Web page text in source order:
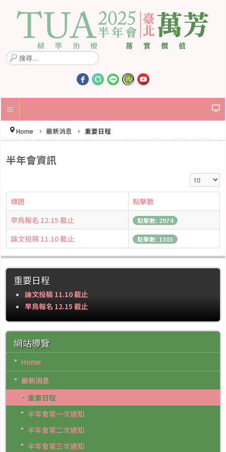
搜
尋
.
Home 最新消息 重要日程
半年會資訊
顯示數目
標題
點擊數
早鳥報名 12.15 截止
點擊數: 2974
論文投稿 11.10 截止 點擊數: 1303
重要日程
論文投稿 11.10 截止
早鳥報名 12.15 截止
網站導覽
Home
最新消息
重要日程
半年會第一次通知
半年會第二次通知
半年會第三次通知